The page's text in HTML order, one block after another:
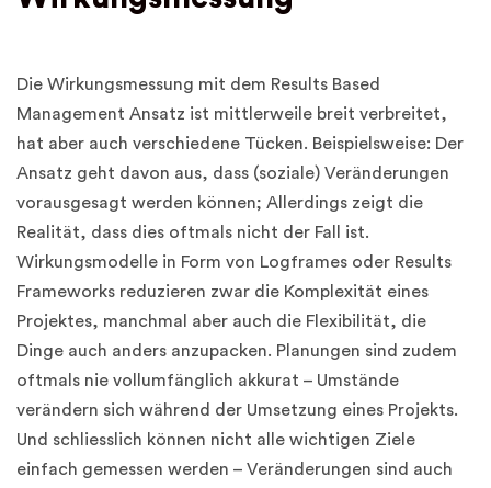
Die Wirkungsmessung mit dem Results Based
Management Ansatz ist mittlerweile breit verbreitet,
hat aber auch verschiedene Tücken. Beispielsweise: Der
Ansatz geht davon aus, dass (soziale) Veränderungen
vorausgesagt werden können; Allerdings zeigt die
Realität, dass dies oftmals nicht der Fall ist.
Wirkungsmodelle in Form von Logframes oder Results
Frameworks reduzieren zwar die Komplexität eines
Projektes, manchmal aber auch die Flexibilität, die
Dinge auch anders anzupacken. Planungen sind zudem
oftmals nie vollumfänglich akkurat – Umstände
verändern sich während der Umsetzung eines Projekts.
Und schliesslich können nicht alle wichtigen Ziele
einfach gemessen werden – Veränderungen sind auch